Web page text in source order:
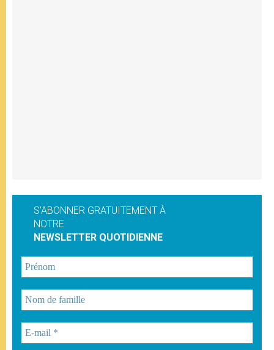
S'ABONNER GRATUITEMENT À
NOTRE
NEWSLETTER QUOTIDIENNE